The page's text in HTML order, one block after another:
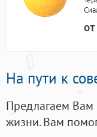
На пути к
Предлагаем Вам
жизни. Вам